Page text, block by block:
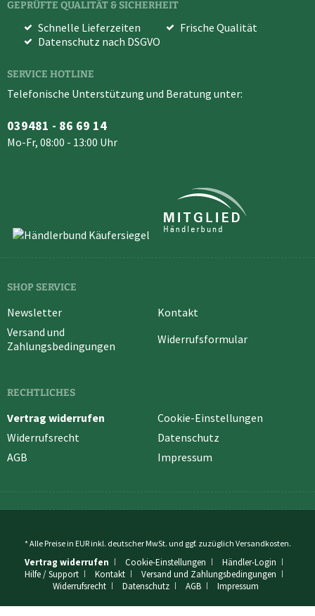
GEPRÜFTE QUALITÄT & SICHERHEIT
Schnelle Lieferzeiten
Frische Qualität
Datenschutz nach DSGVO
SERVICE HOTLINE
Telefonische Unterstützung und Beratung unter:
039481 - 86 69 14
Mo-Fr, 08:00 - 13:00 Uhr
SHOP SERVICE
Newsletter
Kontakt
Versand und
Zahlungsbedingungen
Widerrufsformular
RECHTLICHES
Vertrag widerrufen
Cookie-Einstellungen
Widerrufsrecht
Datenschutz
AGB
Impressum
* Alle Preise in EUR inkl. deutscher MwSt. und ggf. zuzüglich Versandkosten.
Vertrag widerrufen Cookie-Einstellungen
Händler-Login
Hilfe / Support
Kontakt
Versand und Zahlungsbedingungen
Widerrufsrecht
Datenschutz AGB Impressum